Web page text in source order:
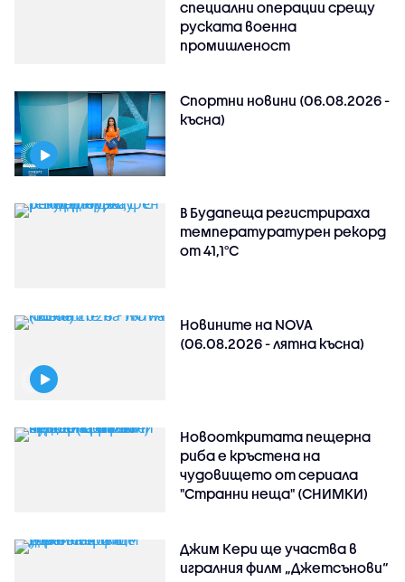
специални операции срещу
руската военна
промишленост
Спортни новини (06.08.2026 -
късна)
В Будапеща регистрираха
температуратурен рекорд
от 41,1°C
Новините на NOVA
(06.08.2026 - лятна късна)
Новооткритата пещерна
риба е кръстена на
чудовището от сериала
"Странни неща" (СНИМКИ)
Джим Кери ще участва в
игралния филм „Джетсънови“